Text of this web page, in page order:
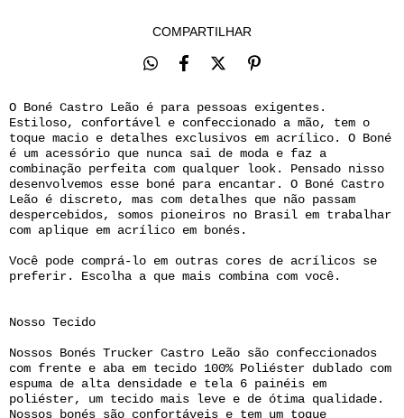
COMPARTILHAR
O Boné Castro Leão é para pessoas exigentes.
Estiloso, confortável e confeccionado a mão, tem o
toque macio e detalhes exclusivos em acrílico. O Boné
é um acessório que nunca sai de moda e faz a
combinação perfeita com qualquer look. Pensado nisso
desenvolvemos esse boné para encantar. O Boné Castro
Leão é discreto, mas com detalhes que não passam
despercebidos, somos pioneiros no Brasil em trabalhar
com aplique em acrílico em bonés.
Você pode comprá-lo em outras cores de acrílicos se
preferir. Escolha a que mais combina com você.
Nosso Tecido
Nossos Bonés Trucker Castro Leão são confeccionados
com frente e aba em tecido 100% Poliéster dublado com
espuma de alta densidade e tela 6 painéis em
poliéster, um tecido mais leve e de ótima qualidade.
Nossos bonés são confortáveis e tem um toque